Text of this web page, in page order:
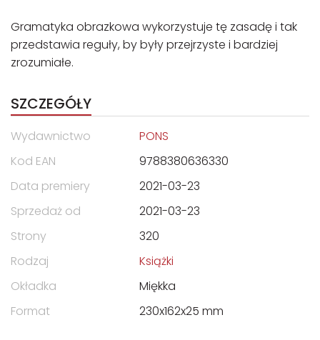
Gramatyka obrazkowa wykorzystuje tę zasadę i tak
przedstawia reguły, by były przejrzyste i bardziej
zrozumiałe.
SZCZEGÓŁY
Wydawnictwo
PONS
Kod EAN
9788380636330
Data premiery
2021-03-23
Sprzedaż od
2021-03-23
Strony
320
Rodzaj
Książki
Okładka
Miękka
Format
230x162x25 mm